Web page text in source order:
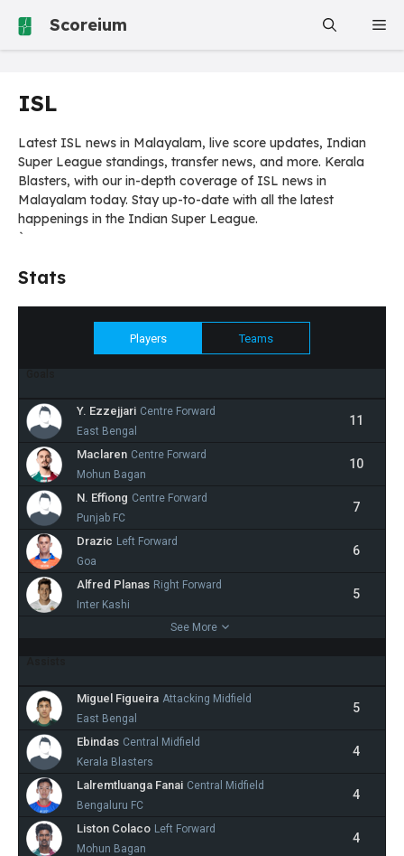
Scoreium
ISL
Latest ISL news in Malayalam, live score updates, Indian
Super League standings, transfer news, and more. Kerala
Blasters, with our in-depth coverage of ISL news in
Malayalam today. Stay up-to-date with all the latest
happenings in the Indian Super League.
`
Stats
Players Teams
Y. Ezzejjari Centre Forward
East Bengal
11
Maclaren Centre Forward
Mohun Bagan
10
N. Effiong Centre Forward
Punjab FC
7
Drazic Left Forward
Goa
6
Alfred Planas Right Forward
Inter Kashi
5
See More
Miguel Figueira Attacking Midfield
East Bengal
5
Ebindas Central Midfield
Kerala Blasters
4
Lalremtluanga Fanai Central Midfield
Bengaluru FC
4
Liston Colaco Left Forward
Mohun Bagan
4